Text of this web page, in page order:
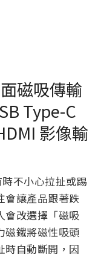
磁吸傳輸
Type-C
影像輸
不小心拉扯或踢
會讓產品跟著跌
會改選擇「磁吸
磁鐵將磁性吸頭
時自動斷開，因